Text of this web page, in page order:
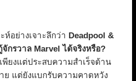
อย่างเจาะลึกว่า Deadpool &
กรวาล Marvel ได้จริงหรือ?
พียงแต่ประสบความสำเร็จด้าน
ย แต่ยังแบกรับความคาดหวัง